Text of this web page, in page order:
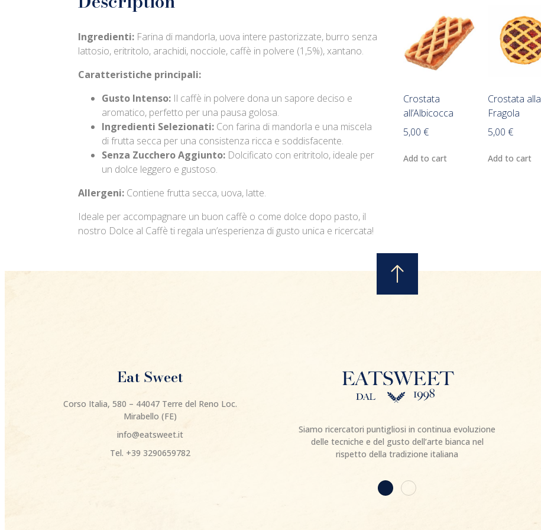
Ingredienti: Farina di mandorla, uova intere pastorizzate, burro senza
lattosio, eritritolo, arachidi, nocciole, caffè in polvere (1,5%), xantano.
Caratteristiche principali:
Gusto Intenso: Il caffè in polvere dona un sapore deciso e
aromatico, perfetto per una pausa golosa.
Ingredienti Selezionati: Con farina di mandorla e una miscela
di frutta secca per una consistenza ricca e soddisfacente.
Senza Zucchero Aggiunto: Dolcificato con eritritolo, ideale per
un dolce leggero e gustoso.
Allergeni: Contiene frutta secca, uova, latte.
Ideale per accompagnare un buon caffè o come dolce dopo pasto, il
nostro Dolce al Caffè ti regala un’esperienza di gusto unica e ricercata!
Crostata
all’Albicocca
5,00 €
Add to cart
Crostata alla
Fragola
5,00 €
Add to cart
Eat Sweet
Corso Italia, 580 – 44047 Terre del Reno Loc.
Mirabello (FE)
info@eatsweet.it
Tel. +39 3290659782
Siamo ricercatori puntigliosi in continua evoluzione
delle tecniche e del gusto dell’arte bianca nel
rispetto della tradizione italiana